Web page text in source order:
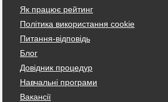
Як працює рейтинг
Політика використання cookie
Питання-відповідь
Блог
Довідник процедур
Навчальні програми
Вакансії